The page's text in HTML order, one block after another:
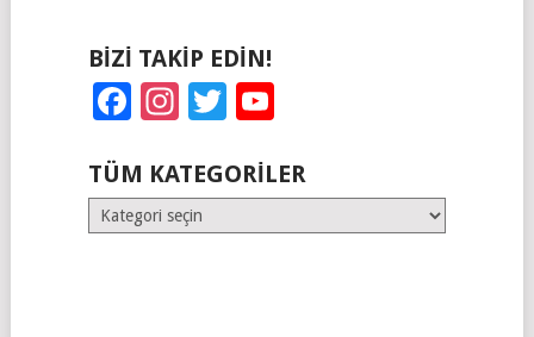
BIZI TAKIP EDIN!
Facebook
Instagram
Twitter
TÜM KATEGORILER
Tüm
Kategoriler